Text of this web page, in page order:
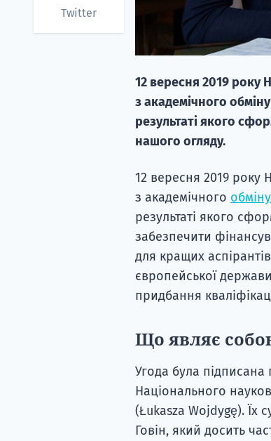
Twitter
12 вересня 2019 року
з академічного
результаті якого
нашого огляду.
12 вересня 2019 року
з академічного обміну
результаті якого
забезпечити
для кращих
європейської
придбання
Що являє
Угода була
Національного
(Łukasza Wojdygę). Їх
Говін, який досить